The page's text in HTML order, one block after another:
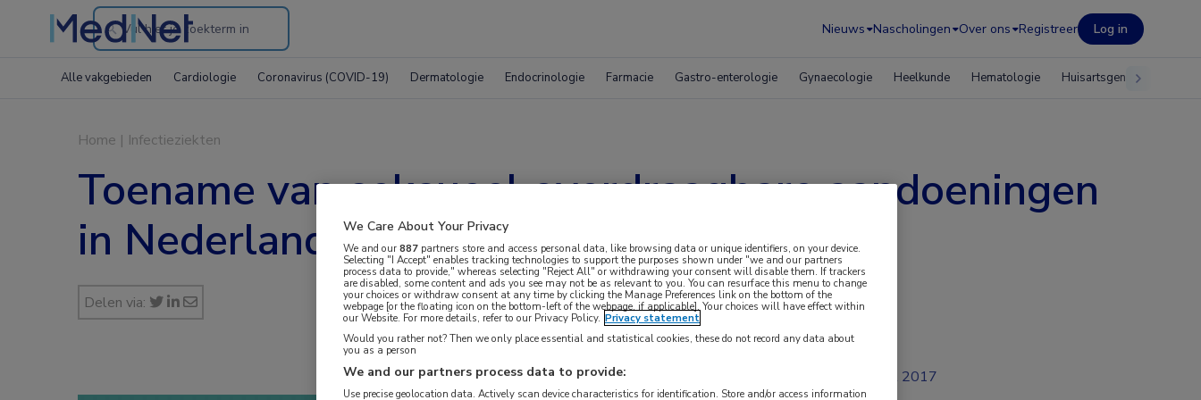
Search
the
Nieuws Nascholingen Over ons Registreer Log in
Alle vakgebieden Cardiologie Coronavirus (COVID-19) Dermatologie Endocrinologie Farmacie Gastro-enterologie Gynaecologie Heelkunde Hematologie Huisartsgeneeskunde
Home | Infectieziekten
Toename van seksueel overdraagbare aandoeningen
in Nederland in 2016
Delen via:
jul 2017
We Care About Your Privacy
We and our887 partners store and access personal data, like browsing data or unique identifiers, on your device.
Selecting "I Accept" enables tracking technologies to support the purposes shown under "we and our partners
process data to provide," whereas selecting "Reject All" or withdrawing your consent will disable them. If trackers
are disabled, some content and ads you see may not be as relevant to you. You can resurface this menu to change
your choices or withdraw consent at any time by clicking the Manage Preferences link on the bottom of the
webpage [or the floating icon on the bottom-left of the webpage, if applicable]. Your choices will have effect within
our Website. For more details, refer to our Privacy Policy. Privacy statement
Would you rather not? Then we only place essential and statistical cookies, these do not record any data about
you as a person
We and our partners process data to provide:
Use precise geolocation data. Actively scan device characteristics for identification. Store and/or access information